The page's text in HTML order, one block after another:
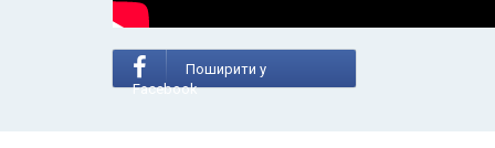
Поширити у
Facebook